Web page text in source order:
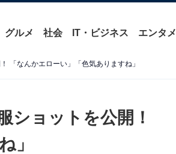
グルメ 社会 IT・ビジネス エンタメ
「なんかエローい」「色気ありますね」
ショットを公開！
」